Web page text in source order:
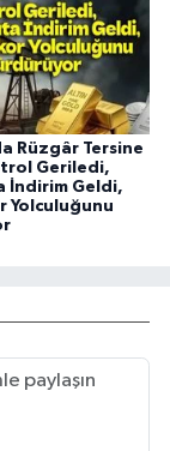
Rüzgâr Tersine
Geriledi,
İndirim Geldi,
Yolculuğunu